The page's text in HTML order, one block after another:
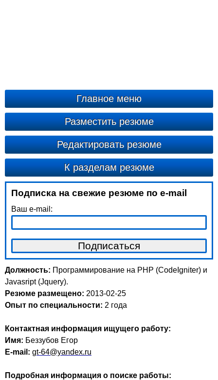
Главное меню
Разместить резюме
Редактировать резюме
К разделам резюме
Подписка на свежие резюме по e-mail
Ваш e-mail:
Должность: Программирование на PHP (CodeIgniter) и
Javasript (Jquery).
Резюме размещено: 2013-02-25
Опыт по специальности: 2 года
Контактная информация ищущего работу:
Имя: Беззубов Егор
E-mail: gt-64@yandex.ru
Подробная информация о поиске работы: